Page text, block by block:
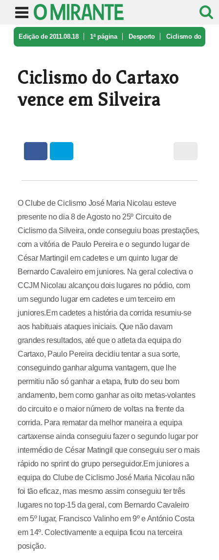
Edição de 2011.08.18 1ª página Desporto Ciclismo do
Ciclismo do Cartaxo
vence em Silveira
O Clube de Ciclismo José Maria Nicolau esteve
presente no dia 8 de Agosto no 25º Circuito de
Ciclismo da Silveira, onde conseguiu boas prestações,
com a vitória de Paulo Pereira e o segundo lugar de
César Martingil em cadetes e um quinto lugar de
Bernardo Cavaleiro em juniores. Na geral colectiva o
CCJM Nicolau alcançou dois lugares no pódio, com
um segundo lugar em cadetes e um terceiro em
juniores.Em cadetes a história da corrida resumiu-se
aos habituais ataques iniciais. Que não davam
grandes resultados, até que o atleta da equipa do
Cartaxo, Paulo Pereira decidiu tentar a sua sorte,
conseguindo ganhar alguma vantagem, que lhe
permitiu não só ganhar a etapa, fruto do seu bom
andamento, bem como ganhar as oito metas-volantes
do circuito e o maior número de voltas na frente da
corrida. Para rematar da melhor maneira a equipa
cartaxense ainda conseguiu fazer o segundo lugar por
intermédio de César Matingil que conseguiu ser o mais
rápido no sprint do grupo perseguidor.Em juniores a
equipa do Clube de Ciclismo José Maria Nicolau não
foi tão eficaz, mas mesmo assim conseguiu ter três
lugares no top-15 da geral, com Bernardo Cavaleiro
em 5º lugar, Francisco Valinho em 9º e António Costa
em 14º. Colectivamente a equipa ficou na terceira
posição.